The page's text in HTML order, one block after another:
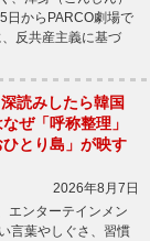
日からPARCO劇場で
反共産主義に基づ
読みしたら韓国
ぜ「呼称整理」
とり島」が映す
2026年8月7日
エンターテインメン
言葉やしぐさ、習慣